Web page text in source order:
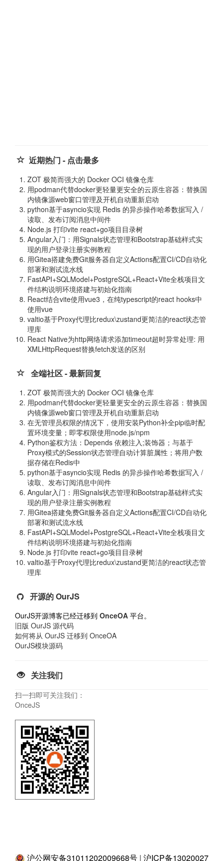
近期热门 - 点击最多
ZOT 极简而强大的 Docker OCI 镜像仓库
用podman代替docker更轻量更安全的云原生容器：替换国
内镜像源web窗口管理及开机自动重新启动
python基于asyncio实现 Redis 的异步操作哈希数据写入 /
读取、发布订阅消息中间件
Node.js 打印vite react+go项目目录树
Angular入门：用Signals状态管理和Bootstrap基础样式实
现的用户登录注册实例教程
用Gitea搭建免费Git服务器自定义Actions配置CI/CD自动化
部署和测试流水线
FastAPI+SQLModel+PostgreSQL+React+Vite全栈项目文
件结构说明环境搭建与初始化指南
React结合vite使用vue3，在纯typescript的react hooks中
使用vue
valtio基于Proxy代理比redux\zustand更简洁的react状态管
理库
React Native为http网络请求添加timeout超时异常处理: 用
XMLHttpRequest替换fetch发送的区别
全端社区 - 最新回复
ZOT 极简而强大的 Docker OCI 镜像仓库
用podman代替docker更轻量更安全的云原生容器：替换国
内镜像源web窗口管理及开机自动重新启动
在无管理员权限的情况下，使用安装Python补全pip临时配
置环境变量；即零权限使用node.js/npm
Python鉴权方法：Depends 依赖注入;装饰器；与基于
Proxy模式的Session状态管理自动计算脏属性；将用户数
据存储在Redis中
python基于asyncio实现 Redis 的异步操作哈希数据写入 /
读取、发布订阅消息中间件
Angular入门：用Signals状态管理和Bootstrap基础样式实
现的用户登录注册实例教程
用Gitea搭建免费Git服务器自定义Actions配置CI/CD自动化
部署和测试流水线
FastAPI+SQLModel+PostgreSQL+React+Vite全栈项目文
件结构说明环境搭建与初始化指南
Node.js 打印vite react+go项目目录树
valtio基于Proxy代理比redux\zustand更简洁的react状态管
理库
开源的 OurJS
OurJS开源博客已经迁移到 OnceOA 平台。
旧版 OurJS 源代码
如何将从 OurJS 迁移到 OnceOA
OurJS模块源码
关注我们
扫一扫即可关注我们：
OnceJS
沪公网安备31011202009668号| 沪ICP备13020027